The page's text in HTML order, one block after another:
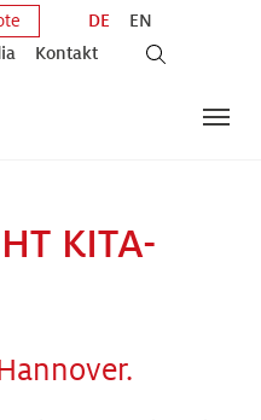
Kontakt
DE EN
KITA-